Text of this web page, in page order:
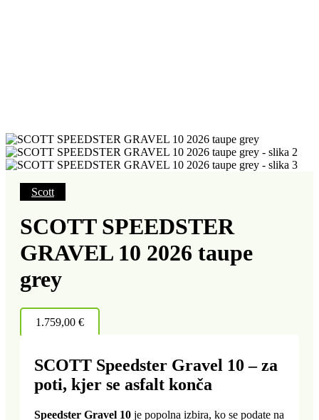
Scott
SCOTT SPEEDSTER
GRAVEL 10 2026 taupe
grey
1.759,00 €
SCOTT Speedster Gravel 10 – za
poti, kjer se asfalt konča
Speedster Gravel 10 je popolna izbira, ko se podate na